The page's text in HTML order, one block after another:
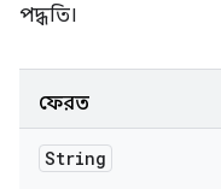
পদ্ধতি।
ফেরত
String